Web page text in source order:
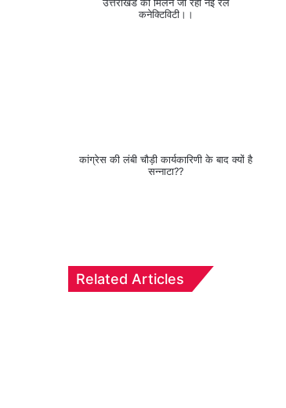
उत्तराखंड को मिलने जा रही नई रेल
कनेक्टिविटी।।
कांग्रेस की लंबी चौड़ी कार्यकारिणी के बाद क्यों है
सन्नाटा??
Related Articles